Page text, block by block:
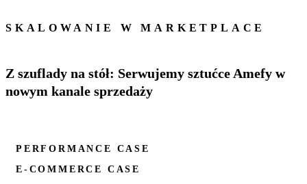
SKALOWANIE W MARKETPLACE
Z szuflady na stół: Serwujemy sztućce Amefy w
nowym kanale sprzedaży
PERFORMANCE CASE
E-COMMERCE CASE